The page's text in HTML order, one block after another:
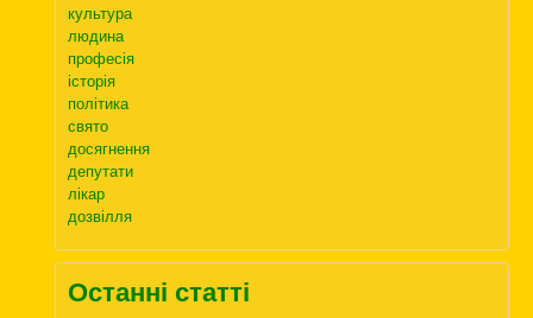
культура
людина
професія
історія
політика
свято
досягнення
депутати
лікар
дозвілля
Останні статті